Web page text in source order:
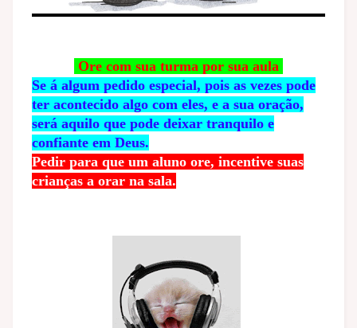
Ore com sua turma por sua aula
Se á algum pedido especial, pois as vezes pode
ter acontecido algo com eles, e a sua oração,
será aquilo que pode deixar tranquilo e
confiante em Deus.
Pedir para que um aluno ore, incentive suas
crianças a orar na sala.